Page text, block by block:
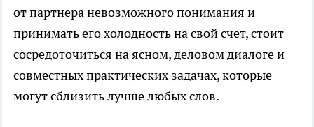
от партнера невозможного понимания и
принимать его холодность на свой счет, стоит
сосредоточиться на ясном, деловом диалоге и
совместных практических задачах, которые
могут сблизить лучше любых слов.